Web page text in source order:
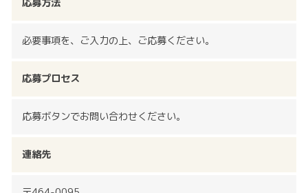
応募方法
必要事項を、ご入力の上、ご応募ください。
応募プロセス
応募ボタンでお問い合わせください。
連絡先